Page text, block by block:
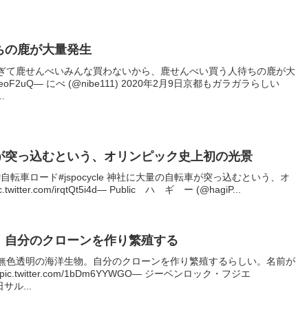
の鹿が大量発生
て鹿せんべいみんな買わないから、鹿せんべい買う人待ちの鹿が大
にべ (@nibe111) 2020年2月9日京都もガラガラらしい
っ込むという、オリンピック史上初の光景
転車ロード#jspocycle 神社に大量の自転車が突っ込むという、オ
irqtQt5i4d— Public ハ ギ ー (@hagiP...
分のクローンを作り繁殖する
色透明の海洋生物。自分のクローンを作り繁殖するらしい。名前が
1bDm6YYWGO— ジーベンロック・フジエ
サル...